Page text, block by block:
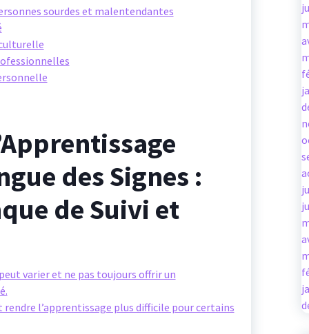
sourdes et malentendantes
des Signes :
de Suivi et
varier et ne pas toujours offrir un
rendre l’apprentissage plus difficile pour certains